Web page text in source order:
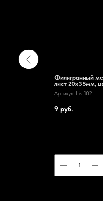
Филигранный
лист 20х35мм,
Артикул: Lis 102
9 руб.